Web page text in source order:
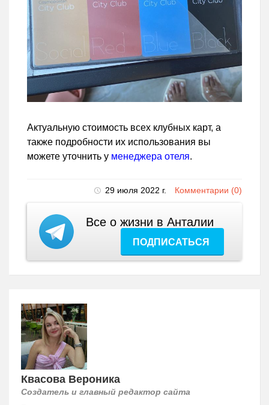
Актуальную стоимость всех клубных карт, а
также подробности их использования вы
можете уточнить у менеджера отеля.
29 июля 2022 г. Комментарии (0)
Все о жизни в Анталии
ПОДПИСАТЬСЯ
Квасова Вероника
Создатель и главный редактор сайта